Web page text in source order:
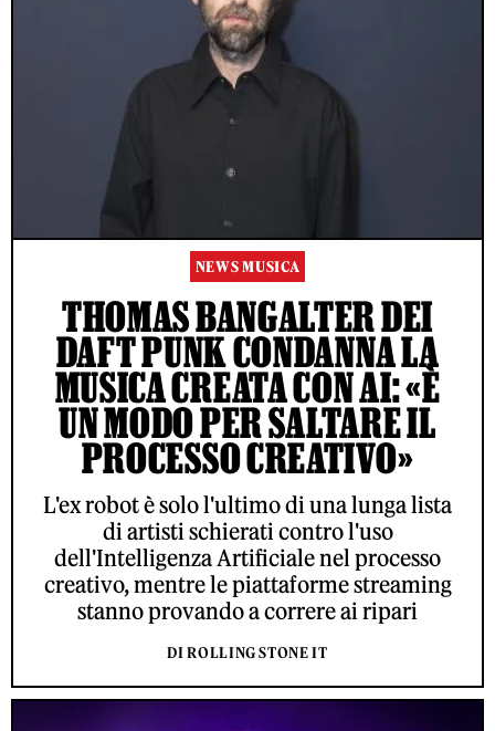
NEWS MUSICA
THOMAS BANGALTER DEI
DAFT PUNK CONDANNA LA
MUSICA CREATA CON AI: «È
UN MODO PER SALTARE IL
PROCESSO CREATIVO»
L'ex robot è solo l'ultimo di una lunga lista
di artisti schierati contro l'uso
dell'Intelligenza Artificiale nel processo
creativo, mentre le piattaforme streaming
stanno provando a correre ai ripari
DI ROLLING STONE IT